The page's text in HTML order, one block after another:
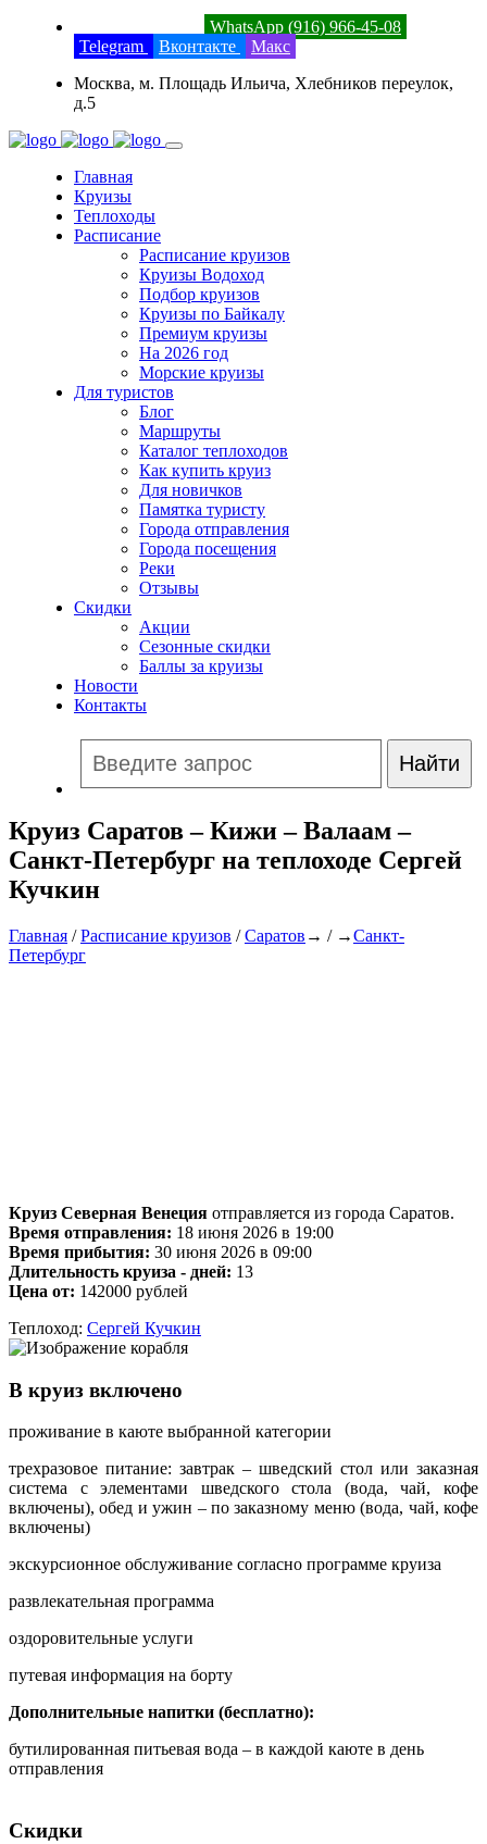
WhatsApp (916) 966-45-08
Telegram
Вконтакте
Макс
Москва, м. Площадь Ильича, Хлебников переулок,
д.5
Главная
Круизы
Теплоходы
Расписание
Расписание круизов
Круизы Водоход
Подбор круизов
Круизы по Байкалу
Премиум круизы
На 2026 год
Морские круизы
Для туристов
Блог
Маршруты
Каталог теплоходов
Как купить круиз
Для новичков
Памятка туристу
Города отправления
Города посещения
Реки
Отзывы
Скидки
Акции
Сезонные скидки
Баллы за круизы
Новости
Контакты
Круиз Саратов – Кижи – Валаам –
Санкт-Петербург на теплоходе Сергей
Кучкин
Главная /Расписание круизов /Саратов → / →Санкт-
Петербург
Круиз Северная Венеция отправляется из города Саратов.
Время отправления: 18 июня 2026 в 19:00
Время прибытия: 30 июня 2026 в 09:00
Длительность круиза - дней: 13
Цена от: 142000 рублей
Теплоход: Сергей Кучкин
В круиз включено
проживание в каюте выбранной категории
трехразовое питание: завтрак – шведский стол или заказная
система с элементами шведского стола (вода, чай, кофе
включены), обед и ужин – по заказному меню (вода, чай, кофе
включены)
экскурсионное обслуживание согласно программе круиза
развлекательная программа
оздоровительные услуги
путевая информация на борту
Дополнительные напитки (бесплатно):
бутилированная питьевая вода – в каждой каюте в день
отправления
Скидки